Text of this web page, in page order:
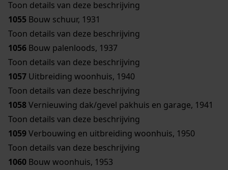
Toon details van deze beschrijving
1055 Bouw schuur, 1931
Toon details van deze beschrijving
1056 Bouw palenloods, 1937
Toon details van deze beschrijving
1057 Uitbreiding woonhuis, 1940
Toon details van deze beschrijving
1058Vernieuwing dak/gevel pakhuis en garage, 1941
Toon details van deze beschrijving
1059Verbouwing en uitbreiding woonhuis, 1950
Toon details van deze beschrijving
1060 Bouw woonhuis, 1953